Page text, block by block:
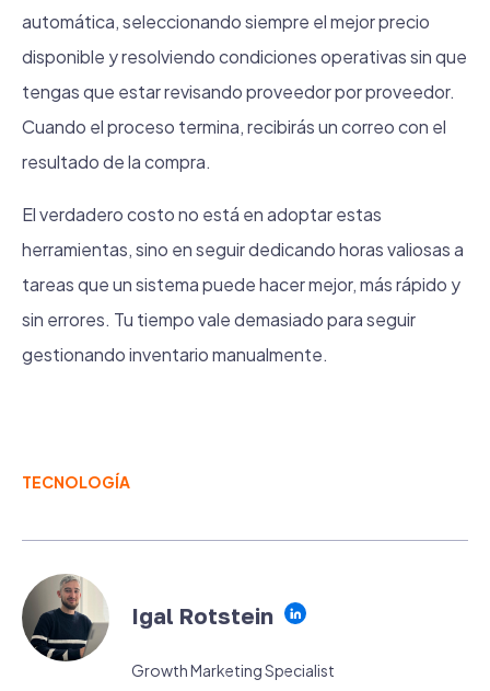
automática, seleccionando siempre el mejor precio
disponible y resolviendo condiciones operativas sin que
tengas que estar revisando proveedor por proveedor.
Cuando el proceso termina, recibirás un correo con el
resultado de la compra.
El verdadero costo no está en adoptar estas
herramientas, sino en seguir dedicando horas valiosas a
tareas que un sistema puede hacer mejor, más rápido y
sin errores. Tu tiempo vale demasiado para seguir
gestionando inventario manualmente.
TECNOLOGÍA
Igal Rotstein
Growth Marketing Specialist